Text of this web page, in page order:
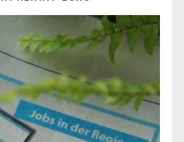
Player